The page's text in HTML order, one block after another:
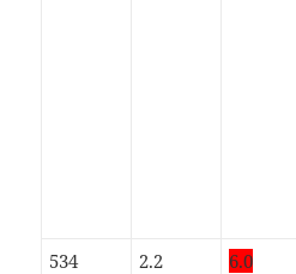
534
2.2 6.0